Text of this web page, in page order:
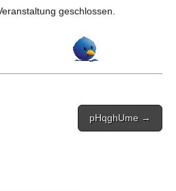
geschlossen.
pHqghUme →